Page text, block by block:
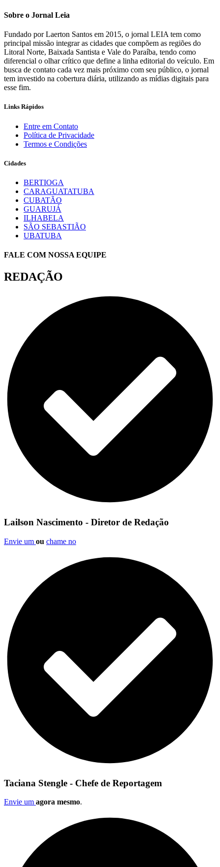
Sobre o Jornal Leia
Fundado por Laerton Santos em 2015, o jornal LEIA tem como
principal missão integrar as cidades que compõem as regiões do
Litoral Norte, Baixada Santista e Vale do Paraíba, tendo como
diferencial o olhar crítico que define a linha editorial do veículo. Em
busca de contato cada vez mais próximo com seu público, o jornal
tem investido na cobertura diária, utilizando as mídias digitais para
esse fim.
Links Rápidos
Entre em Contato
Política de Privacidade
Termos e Condições
Cidades
BERTIOGA
CARAGUATATUBA
CUBATÃO
GUARUJÁ
ILHABELA
SÃO SEBASTIÃO
UBATUBA
FALE COM NOSSA EQUIPE
REDAÇÃO
Lailson Nascimento - Diretor de Redação
Envie um ou chame no
Taciana Stengle - Chefe de Reportagem
Envie um agora mesmo.